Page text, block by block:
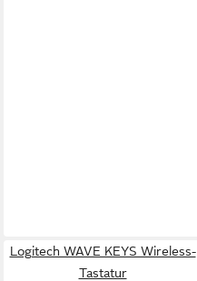
Logitech WAVE KEYS Wireless-
Tastatur